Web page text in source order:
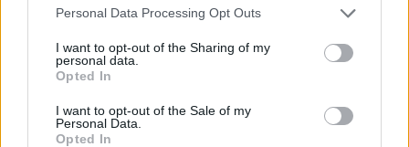
Please note that this website/app uses one or more Google
not limited to your visit or usage behaviour. You may click to
grant or deny consent to Google and its third-party tags to
use your data for below specified purposes in below Google
consent section.
Personal Data Processing Opt Outs
I want to opt-out of the Sharing of my
personal data.
Opted In
I want to opt-out of the Sale of my
Personal Data.
Opted In